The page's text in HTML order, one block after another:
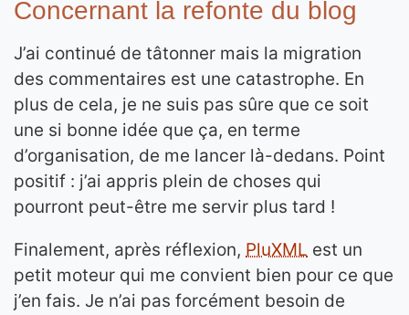
Concernant la refonte du blog
J’ai continué de tâtonner mais la migration
des commentaires est une catastrophe. En
plus de cela, je ne suis pas sûre que ce soit
une si bonne idée que ça, en terme
d’organisation, de me lancer là-dedans. Point
positif : j’ai appris plein de choses qui
pourront peut-être me servir plus tard !
Finalement, après réflexion, PluXML est un
petit moteur qui me convient bien pour ce que
j’en fais. Je n’ai pas forcément besoin de